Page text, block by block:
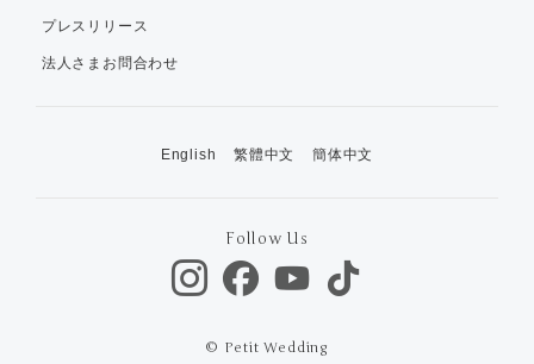
プレスリリース
法人さまお問合わせ
English 繁體中文 簡体中文
Follow Us
© Petit Wedding